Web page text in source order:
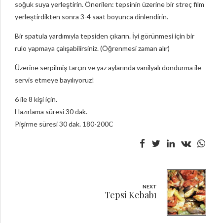
soğuk suya yerleştirin. Önerilen: tepsinin üzerine bir streç film
yerleştirdikten sonra 3-4 saat boyunca dinlendirin.
Bir spatula yardımıyla tepsiden çıkarın. İyi görünmesi için bir
rulo yapmaya çalışabilirsiniz. (Öğrenmesi zaman alır)
Üzerine serpilmiş tarçın ve yaz aylarında vanilyalı dondurma ile
servis etmeye bayılıyoruz!
6 ile 8 kişi için.
Hazırlama süresi 30 dak.
Pişirme süresi 30 dak. 180-200C
NEXT
Tepsi Kebabı